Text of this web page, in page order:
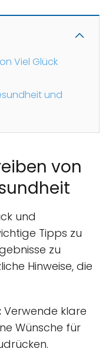
Viel Glück
und
von
und
Tipps zu
zu
Hinweise, die
Verwende klare
Wünsche für